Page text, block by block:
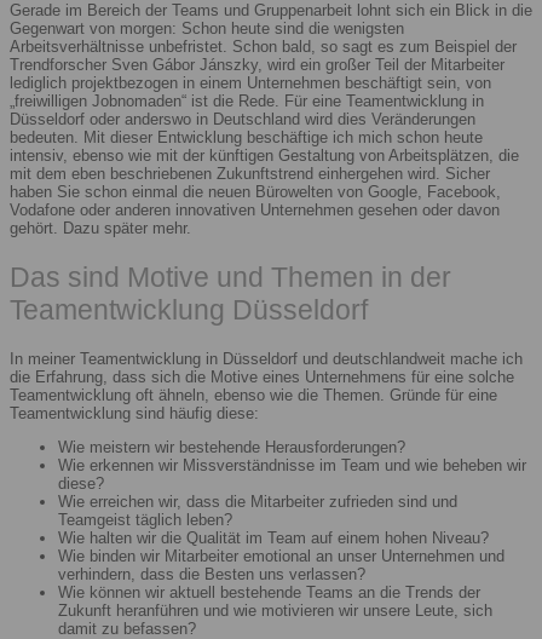
Gerade im Bereich der Teams und Gruppenarbeit lohnt sich ein Blick in die
Gegenwart von morgen: Schon heute sind die wenigsten
Arbeitsverhältnisse unbefristet. Schon bald, so sagt es zum Beispiel der
Trendforscher Sven Gábor Jánszky, wird ein großer Teil der Mitarbeiter
lediglich projektbezogen in einem Unternehmen beschäftigt sein, von
„freiwilligen Jobnomaden“ ist die Rede. Für eine Teamentwicklung in
Düsseldorf oder anderswo in Deutschland wird dies Veränderungen
bedeuten. Mit dieser Entwicklung beschäftige ich mich schon heute
intensiv, ebenso wie mit der künftigen Gestaltung von Arbeitsplätzen, die
mit dem eben beschriebenen Zukunftstrend einhergehen wird. Sicher
haben Sie schon einmal die neuen Bürowelten von Google, Facebook,
Vodafone oder anderen innovativen Unternehmen gesehen oder davon
gehört. Dazu später mehr.
Das sind Motive und Themen in der
Teamentwicklung Düsseldorf
In meiner Teamentwicklung in Düsseldorf und deutschlandweit mache ich
die Erfahrung, dass sich die Motive eines Unternehmens für eine solche
Teamentwicklung oft ähneln, ebenso wie die Themen. Gründe für eine
Teamentwicklung sind häufig diese:
Wie meistern wir bestehende Herausforderungen?
Wie erkennen wir Missverständnisse im Team und wie beheben wir
diese?
Wie erreichen wir, dass die Mitarbeiter zufrieden sind und
Teamgeist täglich leben?
Wie halten wir die Qualität im Team auf einem hohen Niveau?
Wie binden wir Mitarbeiter emotional an unser Unternehmen und
verhindern, dass die Besten uns verlassen?
Wie können wir aktuell bestehende Teams an die Trends der
Zukunft heranführen und wie motivieren wir unsere Leute, sich
damit zu befassen?